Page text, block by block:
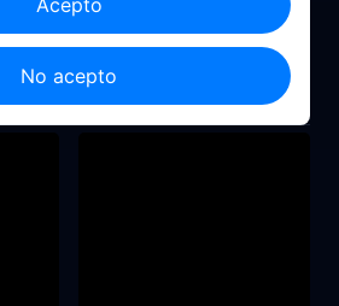
2008 2022
No acepto